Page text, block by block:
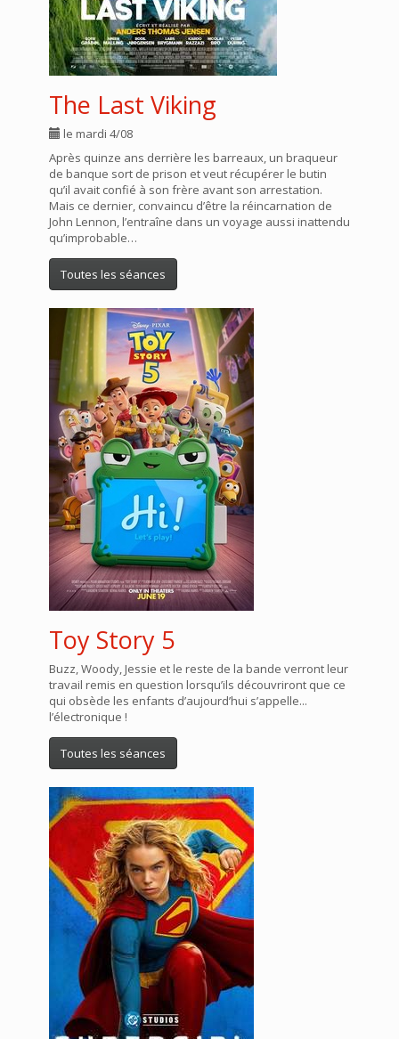
The Last Viking
le mardi 4/08
Après quinze ans derrière les barreaux, un braqueur
de banque sort de prison et veut récupérer le butin
qu’il avait confié à son frère avant son arrestation.
Mais ce dernier, convaincu d’être la réincarnation de
John Lennon, l’entraîne dans un voyage aussi inattendu
qu’improbable…
Toutes les séances
Toy Story 5
Buzz, Woody, Jessie et le reste de la bande verront leur
travail remis en question lorsqu’ils découvriront que ce
qui obsède les enfants d’aujourd’hui s’appelle...
l’électronique !
Toutes les séances